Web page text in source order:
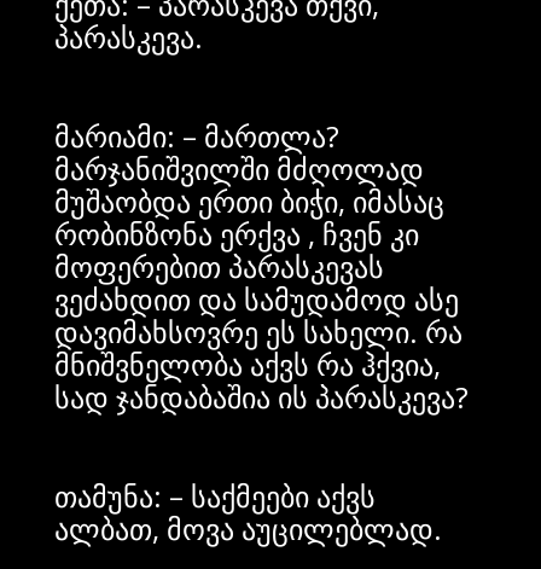
პარასკევა.
მარიამი: – მართლა?
მარჯანიშვილში მძღოლად
მუშაობდა ერთი ბიჭი, იმასაც
რობინზონა ერქვა , ჩვენ კი
მოფერებით პარასკევას
ვეძახდით და სამუდამოდ ასე
დავიმახსოვრე ეს სახელი. რა
მნიშვნელობა აქვს რა ჰქვია,
სად ჯანდაბაშია ის პარასკევა?
თამუნა: – საქმეები აქვს
ალბათ, მოვა აუცილებლად.